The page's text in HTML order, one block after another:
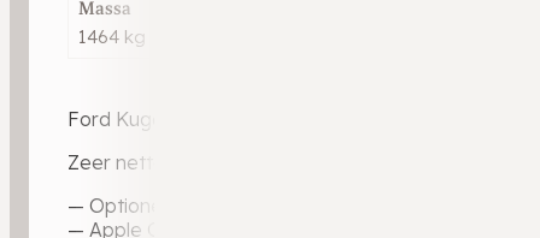
Massa
1464 kg
Ford Kuga 1.5 EcoBoost Benzine | Comfortabele
Zeer nette Ford Kuga met krachtige 1.5
— Optioneel: (Afneembare) Trekhaak met 1.800KG
— Apple CarPlay / Android Auto